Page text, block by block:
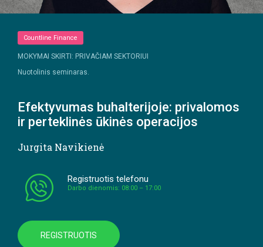
Countline Finance
MOKYMAI SKIRTI: PRIVAČIAM SEKTORIUI
Nuotolinis seminaras.
Efektyvumas buhalterijoje: privalomos
ir perteklinės ūkinės operacijos
Jurgita Navikienė
Registruotis telefonu
Darbo dienomis: 08:00 – 17:00
REGISTRUOTIS